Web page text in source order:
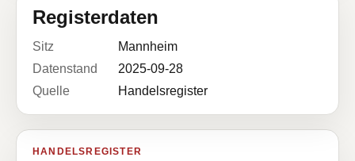
Registerdaten
Sitz
Mannheim
Datenstand
2025-09-28
Quelle
Handelsregister
HANDELSREGISTER